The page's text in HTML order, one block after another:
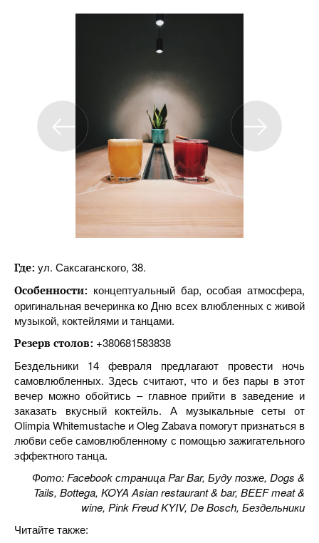
Где: ул. Саксаганского, 38.
Особенности: концептуальный бар, особая атмосфера,
оригинальная вечеринка ко Дню всех влюбленных с живой
музыкой, коктейлями и танцами.
Резерв столов: +380681583838
Бездельники 14 февраля предлагают провести ночь
самовлюбленных. Здесь считают, что и без пары в этот
вечер можно обойтись – главное прийти в заведение и
заказать вкусный коктейль. А музыкальные сеты от
Olimpia Whitemustache и Oleg Zabavа помогут признаться в
любви себе самовлюбленному с помощью зажигательного
эффектного танца.
Фото: Facebook страница Par Bar, Будупозже, Dogs &
Tails, Bottega, KOYA Asian restaurant & bar, BEEF meat &
wine, Pink Freud KYIV, De Bosch, Бездельники
Читайте также: